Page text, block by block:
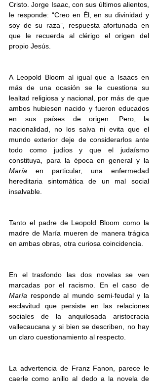
Cristo. Jorge Isaac, con sus últimos alientos,
le responde: “Creo en Él, en su divinidad y
soy de su raza”, respuesta afortunada en
que le recuerda al clérigo el origen del
propio Jesús.
A Leopold Bloom al igual que a Isaacs en
más de una ocasión se le cuestiona su
lealtad religiosa y nacional, por más de que
ambos hubiesen nacido y fueron educados
en sus países de origen. Pero, la
nacionalidad, no los salva ni evita que el
mundo exterior deje de considerarlos ante
todo como judíos y que el judaísmo
María en particular, una enfermedad
hereditaria sintomática de un mal social
insalvable.
Tanto el padre de Leopold Bloom como la
madre de María mueren de manera trágica
en ambas obras, otra curiosa coincidencia.
En el trasfondo las dos novelas se ven
María responde al mundo semi-feudal y la
esclavitud que persiste en las relaciones
sociales de la anquilosada aristocracia
vallecaucana y si bien se describen, no hay
un claro cuestionamiento al respecto.
La advertencia de Franz Fanon, parece le
caerle como anillo al dedo a la novela de